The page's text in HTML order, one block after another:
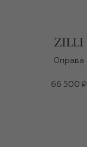
Оправа
66 500 ₽